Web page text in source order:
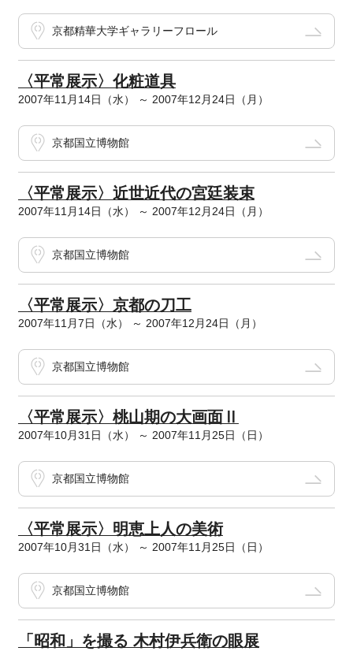
京都精華大学ギャラリーフロール
〈平常展示〉化粧道具
2007年11月14日（水） ～ 2007年12月24日（月）
京都国立博物館
〈平常展示〉近世近代の宮廷装束
2007年11月14日（水） ～ 2007年12月24日（月）
京都国立博物館
〈平常展示〉京都の刀工
2007年11月7日（水） ～ 2007年12月24日（月）
京都国立博物館
〈平常展示〉桃山期の大画面Ⅱ
2007年10月31日（水） ～ 2007年11月25日（日）
京都国立博物館
〈平常展示〉明恵上人の美術
2007年10月31日（水） ～ 2007年11月25日（日）
京都国立博物館
「昭和」を撮る 木村伊兵衛の眼展